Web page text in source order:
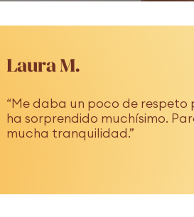
Laura M.
“Me daba un poco de
ha sorprendido muchísimo.
mucha tranquilidad.”